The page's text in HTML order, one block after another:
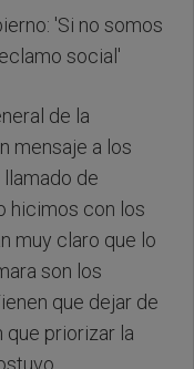
'Si no somos
social'
de la
mensaje a los
de
hicimos con los
muy claro que lo
son los
que dejar de
priorizar la